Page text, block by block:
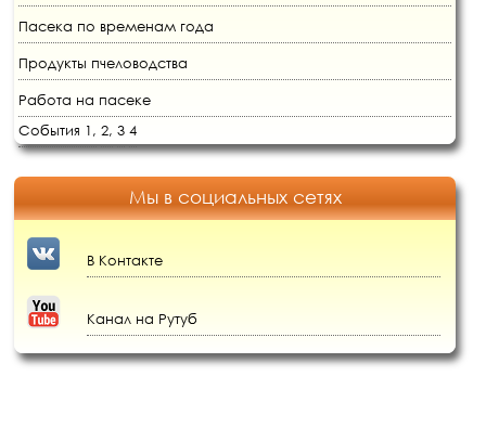
Пасека по временам года
Продукты пчеловодства
Работа на пасеке
События 1, 2, 3 4
Мы в социальных сетях
В Контакте
Канал на Рутуб